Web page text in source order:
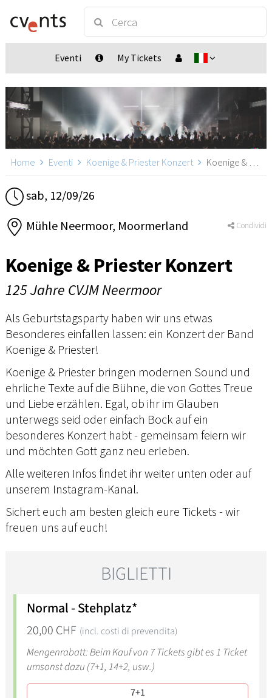
Eventi My Tickets
Home Eventi Koenige & Priester Konzert Koenige & Priester Konzert, Moormerland
sab, 12/09/26
Mühle Neermoor, Moormerland Condividi
Koenige & Priester Konzert
125 Jahre CVJM Neermoor
Als Geburtstagsparty haben wir uns etwas
Besonderes einfallen lassen: ein Konzert der Band
Koenige & Priester!
Koenige & Priester bringen modernen Sound und
ehrliche Texte auf die Bühne, die von Gottes Treue
und Liebe erzählen. Egal, ob ihr im Glauben
unterwegs seid oder einfach Bock auf ein
besonderes Konzert habt - gemeinsam feiern wir
und möchten Gott ganz neu erleben.
Alle weiteren Infos findet ihr weiter unten oder auf
unserem Instagram-Kanal.
Sichert euch am besten gleich eure Tickets - wir
freuen uns auf euch!